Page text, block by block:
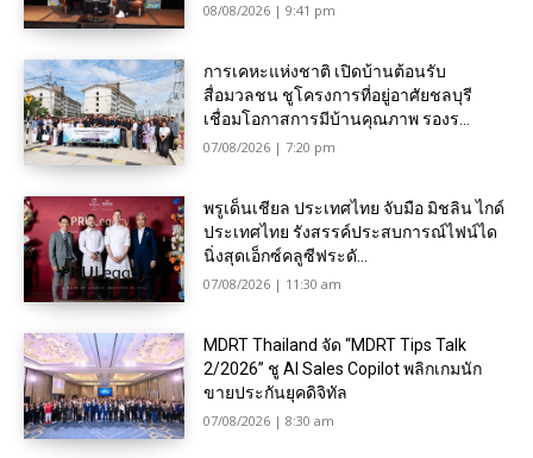
08/08/2026 | 9:41 pm
การเคหะแห่งชาติ เปิดบ้านต้อนรับ
สื่อมวลชน ชูโครงการที่อยู่อาศัยชลบุรี
เชื่อมโอกาสการมีบ้านคุณภาพ รองร...
07/08/2026 | 7:20 pm
พรูเด็นเชียล ประเทศไทย จับมือ มิชลิน ไกด์
ประเทศไทย รังสรรค์ประสบการณ์ไฟน์ได
นิ่งสุดเอ็กซ์คลูซีฟระดั...
07/08/2026 | 11:30 am
MDRT Thailand จัด “MDRT Tips Talk
2/2026” ชู AI Sales Copilot พลิกเกมนัก
ขายประกันยุคดิจิทัล
07/08/2026 | 8:30 am